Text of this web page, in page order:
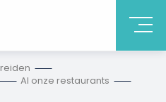
Al onze restaurants